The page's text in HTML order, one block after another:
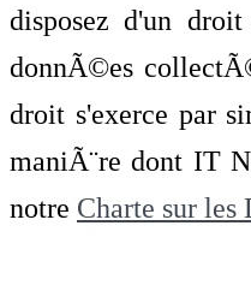
disposez d'un
donnÃ©es
droit s'exerce par
maniÃ¨re dont IT
notre Charte sur les